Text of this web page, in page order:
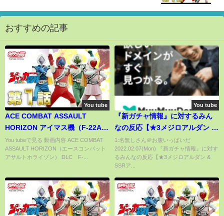
おすすめの記事
You tube
ACE COMBAT ASSAULT
HORIZON アイマス機（F-22A
天海春香）
You tubeで見る 動画内容 ACE COMBAT
ASSAULT HORIZON（エースコンバット
アサルトホライゾン） DLC F-...
You tube
『新ガチャ情報』に対するみん
なの反応【★3メジロアルダン &
SSRアグネスデジタル & SRアイ
ネスフウジン】【ウマ娘プリテ
ィーダービー】
1:名無しさん＠お腹いっぱいだ
2022.02.07(Mon) 『新ガチャ情報』に対す
るみんなの反応【★3メジロアルダン &
SSRア...